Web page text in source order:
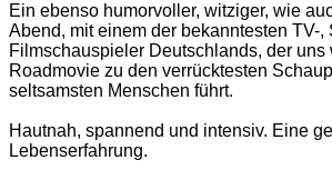
Ein ebenso humorvoller, witziger, wie
Abend, mit einem der bekanntesten TV-,
Filmschauspieler Deutschlands, der
Roadmovie zu den verrücktesten
seltsamsten Menschen führt.
Hautnah, spannend und intensiv. Eine
Lebenserfahrung.